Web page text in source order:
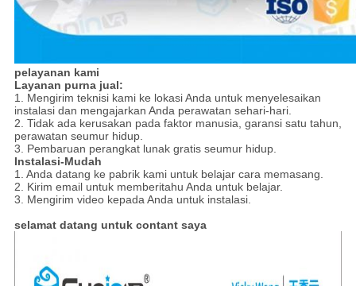
pelayanan kami
Layanan purna jual:
1. Mengirim teknisi kami ke lokasi Anda untuk menyelesaikan
instalasi dan mengajarkan Anda perawatan sehari-hari.
2. Tidak ada kerusakan pada faktor manusia, garansi satu tahun,
perawatan seumur hidup.
3. Pembaruan perangkat lunak gratis seumur hidup.
Instalasi-Mudah
1. Anda datang ke pabrik kami untuk belajar cara memasang.
2. Kirim email untuk memberitahu Anda untuk belajar.
3. Mengirim video kepada Anda untuk instalasi.
selamat datang untuk contant saya